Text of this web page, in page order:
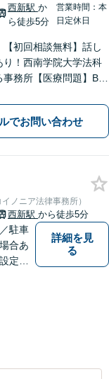
西新駅 か
ら徒歩5分
営業時間：本
日定休日
【初回相談無料】話し
り！西南学院大学法科
務所【医療問題】B型
件以上【刑事事件】粘
速に接見します【当
】【完全個室】【西新
でお問い合わせ
ノニア法律事務所）
西新駅 から徒歩5分
駐車
合あ
定に
詳細を見
る